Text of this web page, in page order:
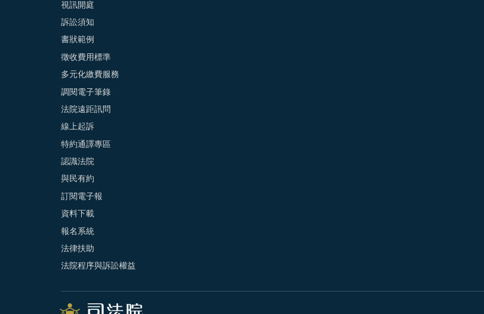
視訊開庭
訴訟須知
書狀範例
徵收費用標準
多元化繳費服務
調閱電子筆錄
法院遠距訊問
線上起訴
特約通譯專區
認識法院
與民有約
訂閱電子報
資料下載
報名系統
法律扶助
法院程序與訴訟權益